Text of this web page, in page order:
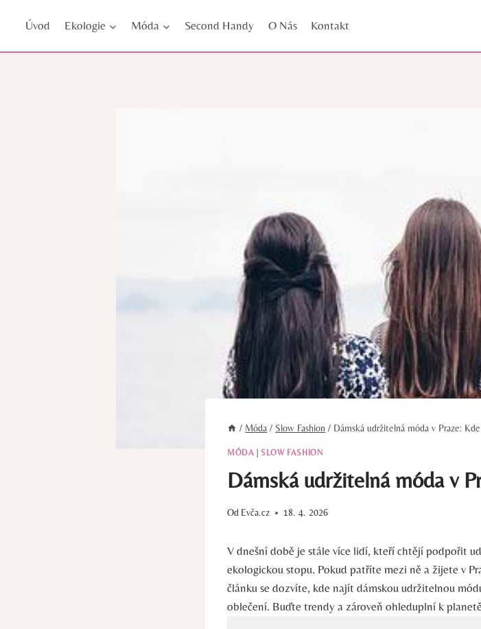
Úvod Ekologie Móda Second Handy O Nás Kontakt
/ Móda / Slow Fashion / Dámská udržitelná móda v Praze:
MÓDA SLOW FASHION
Dámská udržitelná móda v
Od Evča.cz 18. 4. 2026
V dnešní době je stále více lidí, kteří chtějí podpořit
ekologickou stopu. Pokud patříte mezi ně a žijete v
článku se dozvíte, kde najít dámskou udržitelnou
oblečení. Buďte trendy a zároveň ohleduplní k